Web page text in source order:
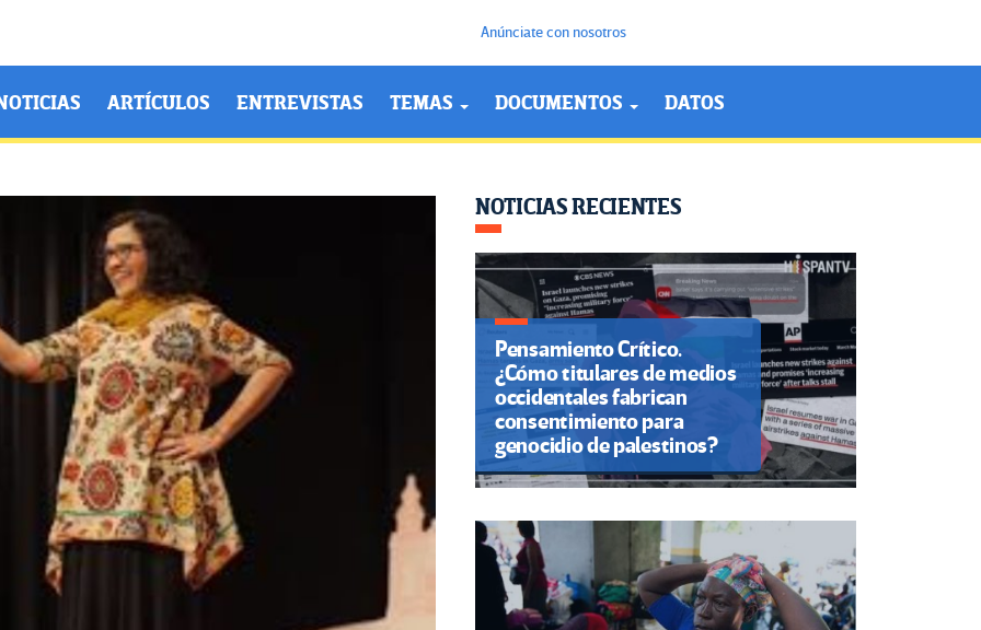
Anúnciate con nosotros
ARTÍCULOS ENTREVISTAS TEMAS DOCUMENTOS DATOS
NOTICIAS RECIENTES
Pensamiento Crítico.
¿Cómo titulares de medios
occidentales fabrican
consentimiento para
genocidio de palestinos?